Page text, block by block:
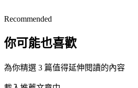
Recommended
你可能也喜歡
為你精選 3 篇值得延伸閱讀的內容